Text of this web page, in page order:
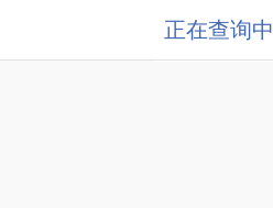
正在查询中